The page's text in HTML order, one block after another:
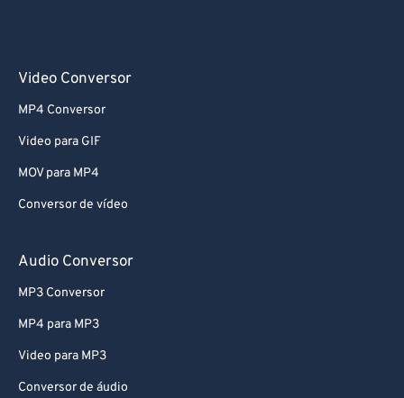
Video Conversor
MP4 Conversor
Video para GIF
MOV para MP4
Conversor de vídeo
Audio Conversor
MP3 Conversor
MP4 para MP3
Video para MP3
Conversor de áudio